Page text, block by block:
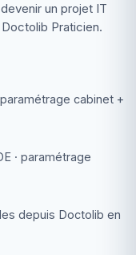
un projet IT
Praticien.
cabinet +
· paramétrage
depuis Doctolib en